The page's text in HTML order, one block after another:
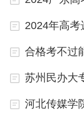
考试时间、考
些。
学考是高中学
苏州民办大
河北传媒学